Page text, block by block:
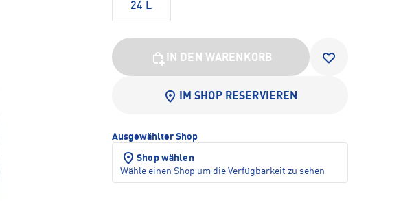
24 L
IN DEN WARENKORB
IM SHOP RESERVIEREN
Ausgewählter Shop
Shop wählen
Wähle einen Shop um die Verfügbarkeit zu sehen